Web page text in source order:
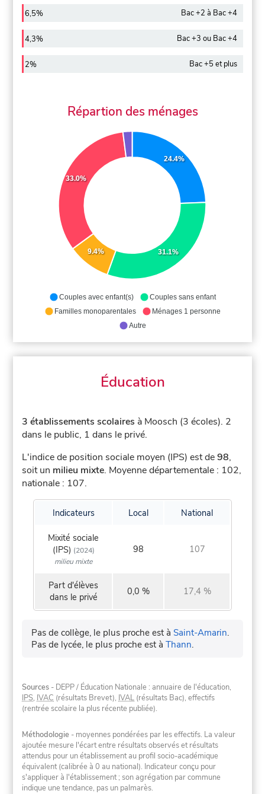
6,5% Bac +2 à Bac +4
4,3% Bac +3 ou Bac +4
2% Bac +5 et plus
Répartion des ménages
24.4%
31.1%
9.4%
33.0%
Couples avec enfant(s)
Couples sans enfant
Familles monoparentales
Ménages 1 personne
Autre
Éducation
3 établissements scolaires à Moosch (3 écoles). 2
dans le public, 1 dans le privé.
L'indice de position sociale moyen (IPS) est de98,
soit un milieu mixte. Moyenne départementale : 102,
nationale : 107.
Indicateurs Local National
Mixité sociale
(IPS) (2024)
milieu mixte
98 107
Part d'élèves
dans le privé
0,0 % 17,4 %
Pas de collège, le plus proche est àSaint-Amarin.
Pas de lycée, le plus proche est àThann.
Sources - DEPP / Éducation Nationale : annuaire de l'éducation,
IPS, IVAC (résultats Brevet), IVAL (résultats Bac), effectifs
(rentrée scolaire la plus récente publiée).
Méthodologie - moyennes pondérées par les effectifs. La valeur
ajoutée mesure l'écart entre résultats observés et résultats
attendus pour un établissement au profil socio-académique
équivalent (calibrée à 0 au national). Indicateur conçu pour
s'appliquer à l'établissement ; son agrégation par commune
indique une tendance, pas un palmarès.